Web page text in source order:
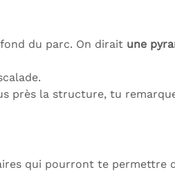
du parc. On dirait une
près la structure, tu
qui pourront te permettre